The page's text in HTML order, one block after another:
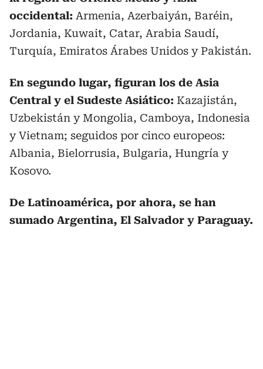
occidental: Armenia, Azerbaiyán, Baréin,
Jordania, Kuwait, Catar, Arabia Saudí,
Turquía, Emiratos Árabes Unidos y Pakistán.
En segundo lugar, figuran los de Asia
Central y el Sudeste Asiático: Kazajistán,
Uzbekistán y Mongolia, Camboya, Indonesia
y Vietnam; seguidos por cinco europeos:
Albania, Bielorrusia, Bulgaria, Hungría y
Kosovo.
De Latinoamérica, por ahora, se han
sumado Argentina, El Salvador y Paraguay.